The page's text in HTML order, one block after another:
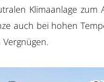
Klimaanlage zum
auch bei hohen